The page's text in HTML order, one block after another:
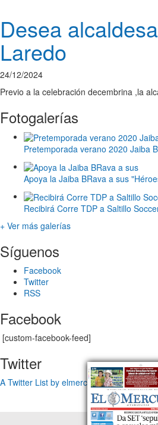
Desea
Laredo
24/12/2024
Previo a la celebración decembrina ,la
Fotogalerías
Pretemporada verano 2020 Jaiba
Apoya la Jaiba BRava a sus
Recibirá Corre TDP a Saltillo
+ Ver más galerías
Síguenos
Facebook
Twitter
RSS
Facebook
[custom-facebook-feed]
Twitter
A Twitter List by elmercuriotam